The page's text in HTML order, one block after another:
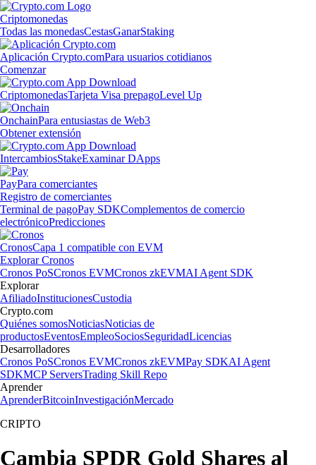
Criptomonedas
Todas las monedasCestasGanarStaking
Aplicación Crypto.comPara usuarios cotidianos
Comenzar
CriptomonedasTarjeta Visa prepagoLevel Up
OnchainPara entusiastas de Web3
Obtener extensión
IntercambiosStakeExaminar DApps
PayPara comerciantes
Registro de comerciantes
Terminal de pagoPay SDKComplementos de comercio
electrónicoPredicciones
CronosCapa 1 compatible con EVM
Explorar Cronos
Cronos PoSCronos EVMCronos zkEVMAI Agent SDK
Explorar
AfiliadoInstitucionesCustodia
Crypto.com
Quiénes somosNoticiasNoticias de
productosEventosEmpleoSociosSeguridadLicencias
Desarrolladores
Cronos PoSCronos EVMCronos zkEVMPay SDKAI Agent
SDKMCP ServersTrading Skill Repo
Aprender
AprenderBitcoinInvestigaciónMercado
CRIPTO
Cambia SPDR Gold Shares al